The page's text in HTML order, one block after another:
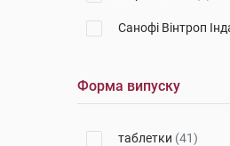
Санофі Вінтроп
Егіс(1)
Форма випуску
таблетки (41)